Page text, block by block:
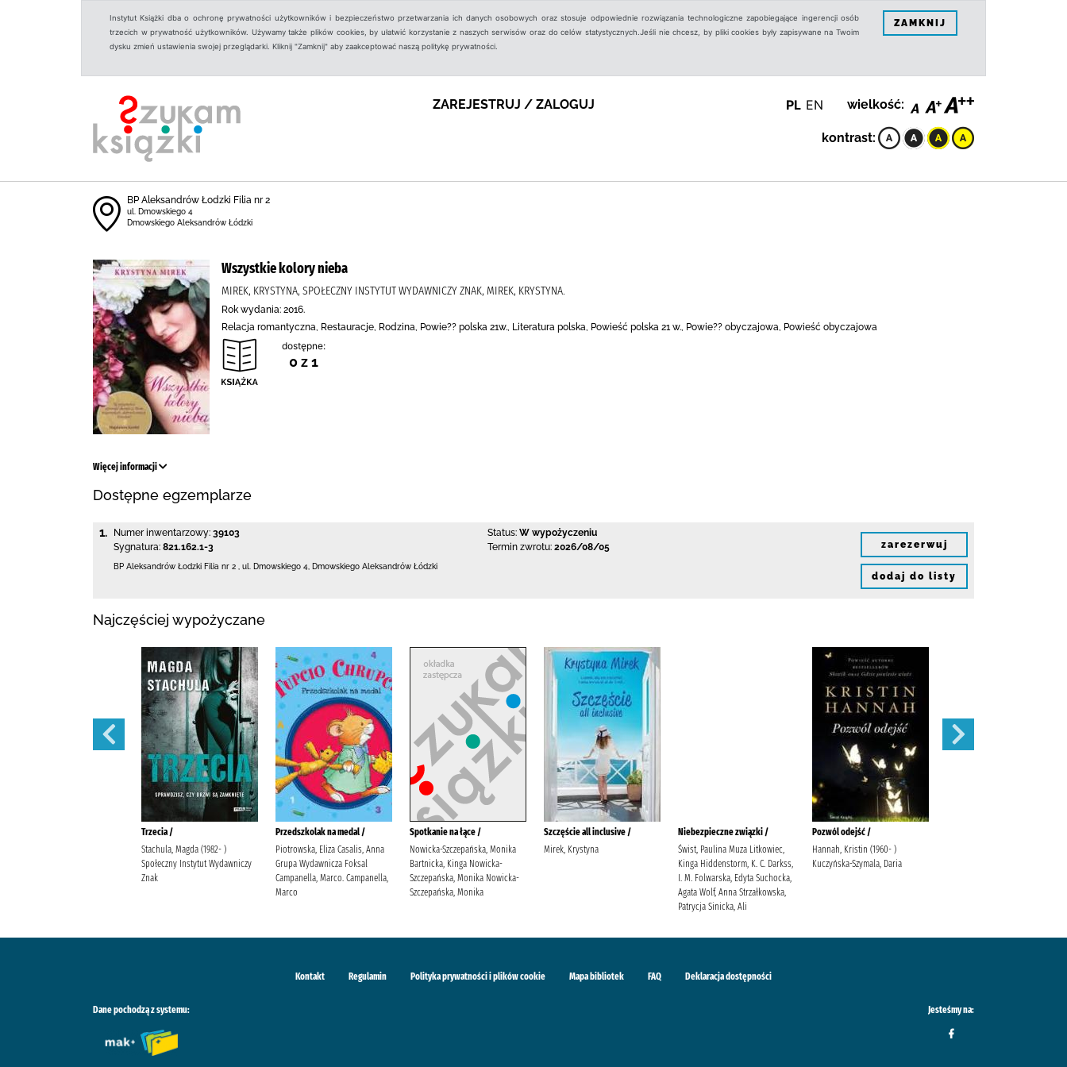
Instytut Książki dba o ochronę prywatności użytkowników i bezpieczeństwo przetwarzania ich danych osobowych oraz stosuje odpowiednie rozwiązania technologiczne zapobiegające ingerencji osób
trzecich w prywatność użytkowników. Używamy także plików cookies, by ułatwić korzystanie z naszych serwisów oraz do celów statystycznych.Jeśli nie chcesz, by pliki cookies były zapisywane na Twoim
dysku zmień ustawienia swojej przeglądarki. Kliknij "Zamknij" aby zaakceptować naszą politykę prywatności.
ZAMKNIJ
ZAREJESTRUJ / ZALOGUJ PL EN wielkość:
kontrast:
BP Aleksandrów Łodzki Filia nr 2
ul. Dmowskiego 4
Dmowskiego Aleksandrów Łódzki
Wszystkie kolory nieba
MIREK, KRYSTYNA, SPOŁECZNY INSTYTUT WYDAWNICZY ZNAK, MIREK, KRYSTYNA.
Rok wydania: 2016.
Relacja romantyczna, Restauracje, Rodzina, Powie?? polska 21w., Literatura polska, Powieść polska 21 w., Powie?? obyczajowa, Powieść obyczajowa
dostępne:
0 z 1
Więcej informacji
Dostępne egzemplarze
1. Numer inwentarzowy: 39103
Sygnatura: 821.162.1-3
Status: W wypożyczeniu
Termin zwrotu: 2026/08/05
BP Aleksandrów Łodzki Filia nr 2 ul. Dmowskiego 4 Dmowskiego Aleksandrów Łódzki
zarezerwuj
dodaj do listy
Najczęściej wypożyczane
Trzecia /
Stachula, Magda (1982- )
Społeczny Instytut Wydawniczy
Znak
Przedszkolak na medal /
Piotrowska, Eliza Casalis, Anna
Grupa Wydawnicza Foksal
Campanella, Marco. Campanella,
Marco
Spotkanie na łące /
Nowicka-Szczepańska, Monika
Bartnicka, Kinga Nowicka-
Szczepańska, Monika Nowicka-
Szczepańska, Monika
Szczęście all inclusive /
Mirek, Krystyna
Niebezpieczne związki /
Świst, Paulina Muza Litkowiec,
Kinga Hiddenstorm, K. C. Darkss,
I. M. Folwarska, Edyta Suchocka,
Agata Wolf, Anna Strzałkowska,
Patrycja Sinicka, Ali
Pozwól odejść /
Hannah, Kristin (1960- )
Kuczyńska-Szymala, Daria
Kontakt Regulamin Polityka prywatności i plików cookie Mapa bibliotek FAQ Deklaracja dostępności
Dane pochodzą z systemu: Jesteśmy na: